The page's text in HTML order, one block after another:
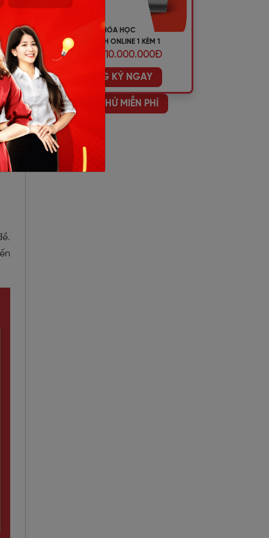
1
KHÓA HỌC
TIẾNG ANH ONLINE 1 KÈM 1
ƯU ĐÃI 10.000.000Đ
ĐĂNG KÝ NGAY
HỌC THỬ MIỄN PHÍ